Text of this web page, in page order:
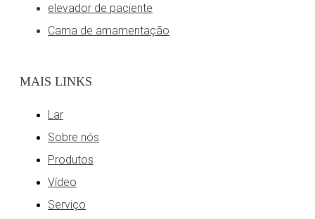
elevador de paciente
Cama de amamentação
MAIS LINKS
Lar
Sobre nós
Produtos
Vídeo
Serviço